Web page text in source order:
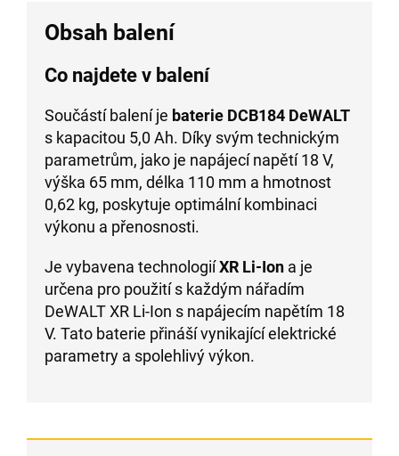
Obsah balení
Co najdete v balení
Součástí balení je baterie DCB184 DeWALT
s kapacitou 5,0 Ah. Díky svým technickým
parametrům, jako je napájecí napětí 18 V,
výška 65 mm, délka 110 mm a hmotnost
0,62 kg, poskytuje optimální kombinaci
výkonu a přenosnosti.
Je vybavena technologiíXR Li-Ion a je
určena pro použití s každým nářadím
DeWALT XR Li-Ion s napájecím napětím 18
V. Tato baterie přináší vynikající elektrické
parametry a spolehlivý výkon.